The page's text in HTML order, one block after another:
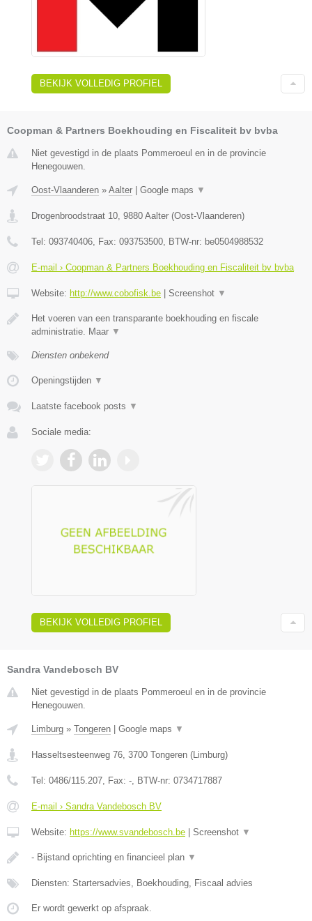
BEKIJK VOLLEDIG PROFIEL
Coopman & Partners Boekhouding en Fiscaliteit bv bvba
Niet gevestigd in de plaats Pommeroeul en in de provincie
Henegouwen.
Oost-Vlaanderen » Aalter Google maps ▼
Drogenbroodstraat 10, 9880 Aalter (Oost-Vlaanderen)
Tel: 093740406, Fax: 093753500, BTW-nr: be0504988532
E-mail › Coopman & Partners Boekhouding en Fiscaliteit bv bvba
Website: http://www.cobofisk.be Screenshot ▼
Het voeren van een transparante boekhouding en fiscale
administratie. Maar ▼
Diensten onbekend
Openingstijden ▼
Laatste facebook posts ▼
Sociale media:
BEKIJK VOLLEDIG PROFIEL
Sandra Vandebosch BV
Niet gevestigd in de plaats Pommeroeul en in de provincie
Henegouwen.
Limburg » Tongeren | Google maps ▼
Hasseltsesteenweg 76 3700 Tongeren (Limburg)
Tel: 0486/115.207 , Fax: - , BTW-nr: 0734717887
E-mail › Sandra Vandebosch BV
Website: https://www.svandebosch.be | Screenshot ▼
- Bijstand oprichting en financieel plan ▼
Diensten: Startersadvies, Boekhouding, Fiscaal advies
Er wordt gewerkt op afspraak.